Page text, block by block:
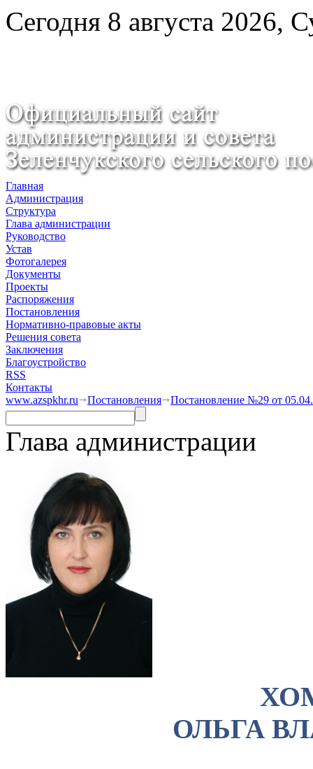
Сегодня 8 августа 2026,
Главная
Администрация
Структура
Глава администрации
Руководство
Устав
Фотогалерея
Документы
Проекты
Распоряжения
Постановления
Нормативно-правовые акты
Решения совета
Заключения
Благоустройство
RSS
Контакты
www.azspkhr.ru
Постановления Постановление №29 от
Глава администрации
ОЛЬГА